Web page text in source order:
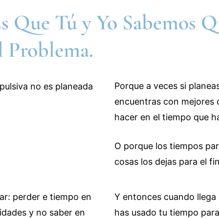
Que Tú y Yo Sabemos
Problema.
Porque a veces si
encuentras con mejores
hacer en el tiempo que
O porque los tiempos
cosas los dejas para el
Y entonces cuando
has usado tu tiempo